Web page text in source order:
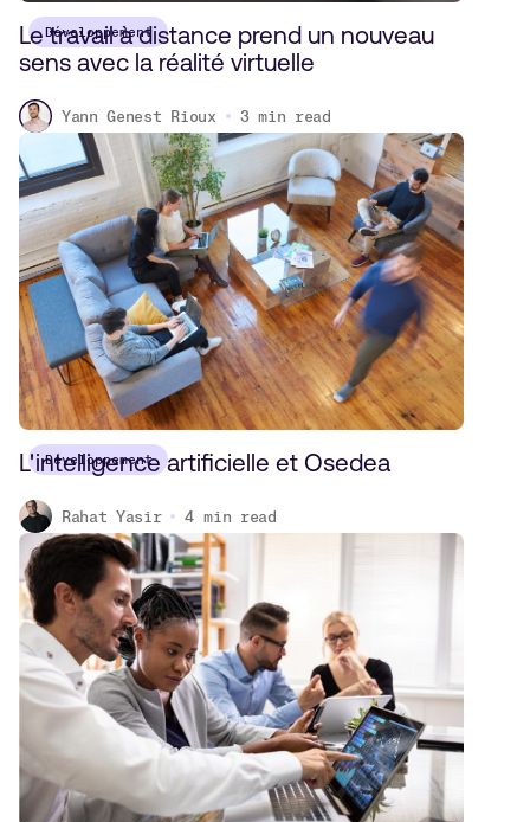
Développement
Le travail à distance prend un nouveau
sens avec la réalité virtuelle
Yann Genest Rioux 3 min read
Développement
L'intelligence artificielle et Osedea
Rahat Yasir 4 min read